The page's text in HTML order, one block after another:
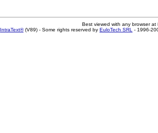
Best viewed with any browser
IntraText®(V89) - Some rights reserved by EuloTech SRL - 1996-